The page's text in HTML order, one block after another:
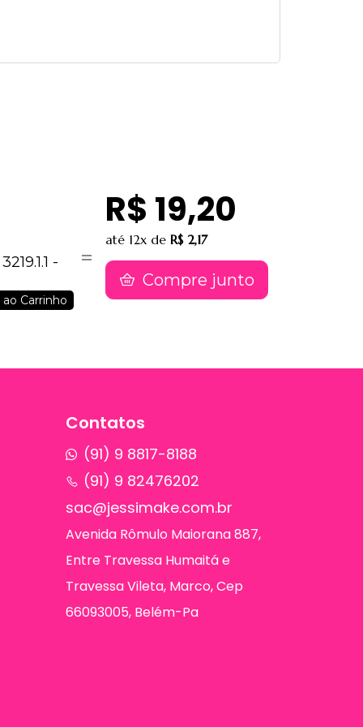
-
Carrinho
R$ 19,20
até 12x de R$ 2,17
Compre junto
Contatos
(91) 9 8817-8188
(91) 9 82476202
sac@jessimake.com.br
Avenida Rômulo Maiorana 887,
Entre Travessa Humaitá e
Travessa Vileta, Marco, Cep
66093005, Belém-Pa